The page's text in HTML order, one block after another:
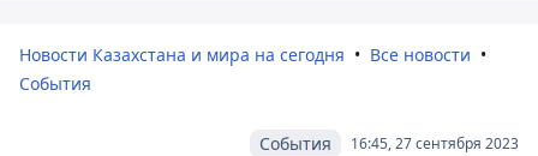
Новости Казахстана и мира на сегодня
Все новости
События
16:45, 27 сентября 2023
События